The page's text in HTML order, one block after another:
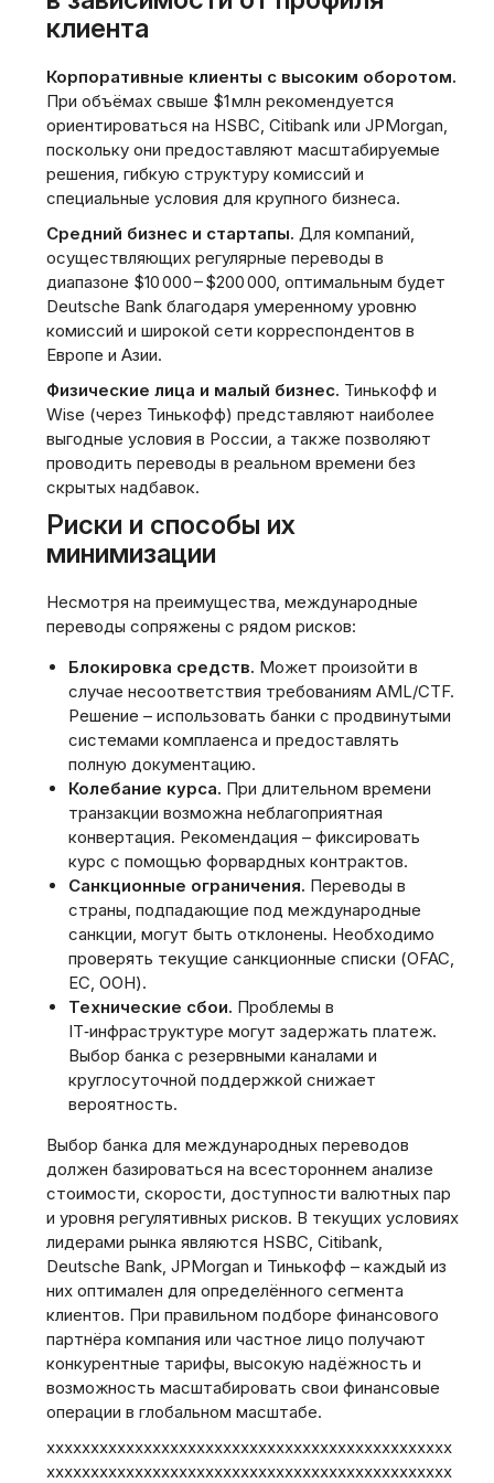
клиента
Корпоративные клиенты с высоким оборотом.
При объёмах свыше $1 млн рекомендуется
ориентироваться на HSBC‚ Citibank или JPMorgan‚
поскольку они предоставляют масштабируемые
решения‚ гибкую структуру комиссий и
специальные условия для крупного бизнеса.
Средний бизнес и стартапы. Для компаний‚
осуществляющих регулярные переводы в
диапазоне $10 000 – $200 000‚ оптимальным будет
Deutsche Bank благодаря умеренному уровню
комиссий и широкой сети корреспондентов в
Европе и Азии.
Физические лица и малый бизнес. Тинькофф и
Wise (через Тинькофф) представляют наиболее
выгодные условия в России‚ а также позволяют
проводить переводы в реальном времени без
скрытых надбавок.
Риски и способы их
минимизации
Несмотря на преимущества‚ международные
переводы сопряжены с рядом рисков:
Блокировка средств. Может произойти в
случае несоответствия требованиям AML/CTF.
Решение – использовать банки с продвинутыми
системами комплаенса и предоставлять
полную документацию.
Колебание курса. При длительном времени
транзакции возможна неблагоприятная
конвертация. Рекомендация – фиксировать
курс с помощью форвардных контрактов.
Санкционные ограничения. Переводы в
страны‚ подпадающие под международные
санкции‚ могут быть отклонены. Необходимо
проверять текущие санкционные списки (OFAC‚
ЕС‚ ООН).
Технические сбои. Проблемы в
IT‑инфраструктуре могут задержать платеж.
Выбор банка с резервными каналами и
круглосуточной поддержкой снижает
вероятность.
Выбор банка для международных переводов
должен базироваться на всестороннем анализе
стоимости‚ скорости‚ доступности валютных пар
и уровня регулятивных рисков. В текущих условиях
лидерами рынка являются HSBC‚ Citibank‚
Deutsche Bank‚ JPMorgan и Тинькофф – каждый из
них оптимален для определённого сегмента
клиентов. При правильном подборе финансового
партнёра компания или частное лицо получают
конкурентные тарифы‚ высокую надёжность и
возможность масштабировать свои финансовые
операции в глобальном масштабе.
xxxxxxxxxxxxxxxxxxxxxxxxxxxxxxxxxxxxxxxxxxxxxx
xxxxxxxxxxxxxxxxxxxxxxxxxxxxxxxxxxxxxxxxxxxxxx